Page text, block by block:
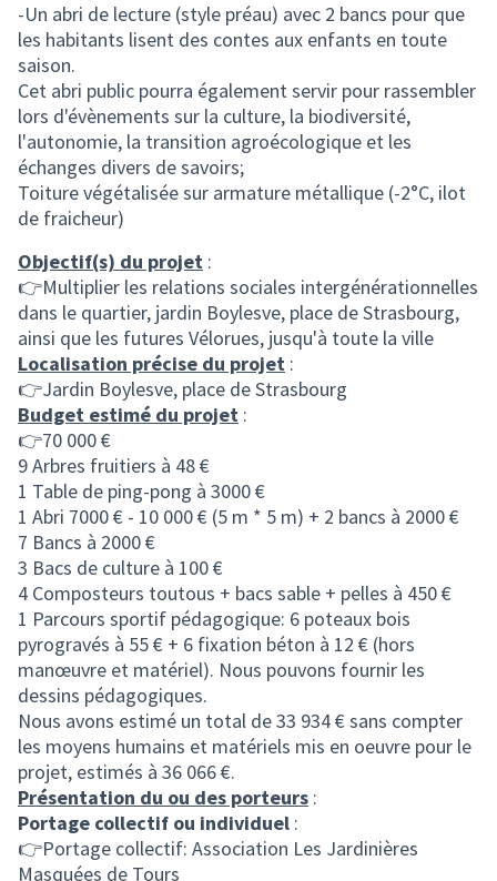
-Un abri de lecture (style préau) avec 2 bancs pour que
les habitants lisent des contes aux enfants en toute
saison.
Cet abri public pourra également servir pour rassembler
lors d'évènements sur la culture, la biodiversité,
l'autonomie, la transition agroécologique et les
échanges divers de savoirs;
Toiture végétalisée sur armature métallique (-2°C, ilot
de fraicheur)
Objectif(s) du projet :
👉Multiplier les relations sociales intergénérationnelles
dans le quartier, jardin Boylesve, place de Strasbourg,
ainsi que les futures Vélorues, jusqu'à toute la ville
Localisation précise du projet :
👉Jardin Boylesve, place de Strasbourg
Budget estimé du projet :
👉70 000 €
9 Arbres fruitiers à 48 €
1 Table de ping-pong à 3000 €
1 Abri 7000 € - 10 000 € (5 m * 5 m) + 2 bancs à 2000 €
7 Bancs à 2000 €
3 Bacs de culture à 100 €
4 Composteurs toutous + bacs sable + pelles à 450 €
1 Parcours sportif pédagogique: 6 poteaux bois
pyrogravés à 55 € + 6 fixation béton à 12 € (hors
manœuvre et matériel). Nous pouvons fournir les
dessins pédagogiques.
Nous avons estimé un total de 33 934 € sans compter
les moyens humains et matériels mis en oeuvre pour le
projet, estimés à 36 066 €.
Présentation du ou des porteurs :
Portage collectif ou individuel :
👉Portage collectif: Association Les Jardinières
Masquées de Tours